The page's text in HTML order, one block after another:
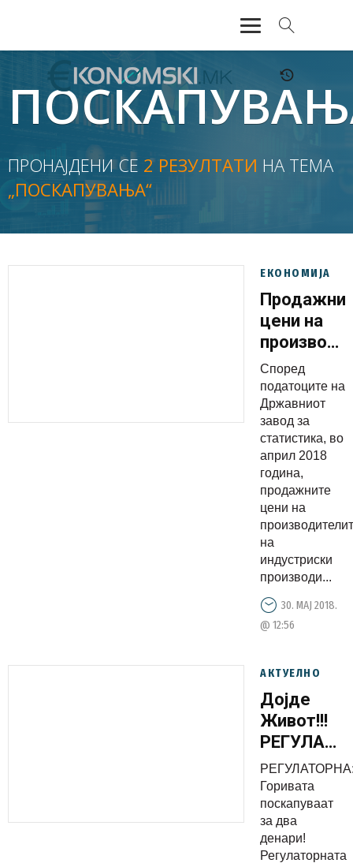
АКТУЕЛНО
ЕКОНОМИЈА
ФИНАНСИИ
БАНКАРСТВО
ЖИВОТ
ПРОНАЈДЕНИ СЕ 2 РЕЗУЛТАТИ НА ТЕМА
„ПОСКАПУВАЊА“
ЕКОНОМИЈА
цени на
на
производи
на
пазар, се
повисоки
за 0.5 %
на
месечно
ниво
Според
податоците на
Државниот
завод за
статистика, во
април 2018
година,
продажните
цени на
на
индустриски
производи...
30. МАЈ 2018.
@ 12:56
АКТУЕЛНО
Дојде
Живот!!!
Горивата
за два
денари!
Горивата
поскапуваат
за два
денари!
Регулаторната